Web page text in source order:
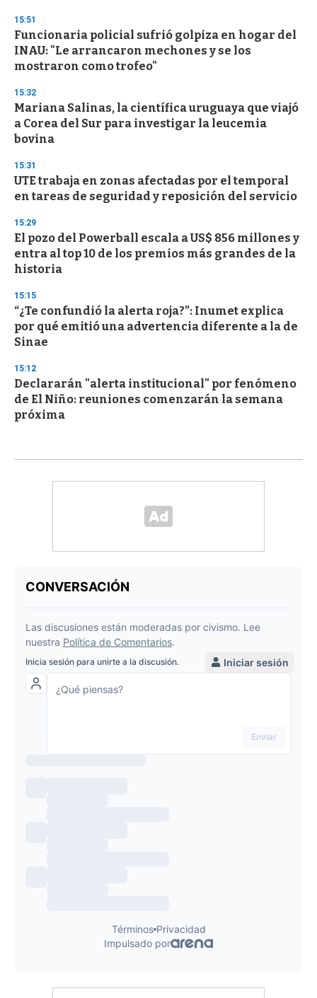
d
s
15:51
Funcionaria policial sufrió golpiza en hogar del
INAU: "Le arrancaron mechones y se los
mostraron como trofeo"
15:32
Mariana Salinas, la científica uruguaya que viajó
a Corea del Sur para investigar la leucemia
bovina
15:31
UTE trabaja en zonas afectadas por el temporal
en tareas de seguridad y reposición del servicio
15:29
El pozo del Powerball escala a US$ 856 millones y
entra al top 10 de los premios más grandes de la
historia
15:15
“¿Te confundió la alerta roja?”: Inumet explica
por qué emitió una advertencia diferente a la de
Sinae
15:12
Declararán "alerta institucional" por fenómeno
de El Niño: reuniones comenzarán la semana
próxima